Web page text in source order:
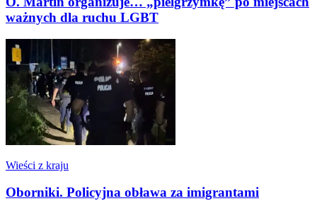
ważnych dla ruchu LGBT
Wieści z kraju
Oborniki. Policyjna obława za imigrantami